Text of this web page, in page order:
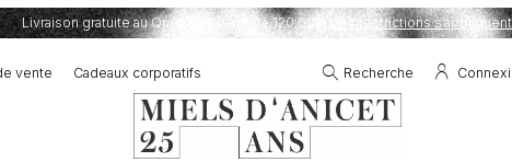
Livraison gratuite au Québec à partir de 120,00$. Des restrictions s’appliquent
vente Cadeaux corporatifs Recherche